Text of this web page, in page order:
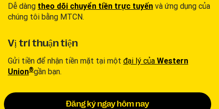
Dễ dàng theo dõi chuyển tiền trực tuyến và ứng dụng của
chúng tôi bằng MTCN.
Vị trí thuận tiện
Gửi tiền để nhận tiền mặt tại một đại lý của Western
Union®gần bạn.
Đăng ký ngay hôm nay